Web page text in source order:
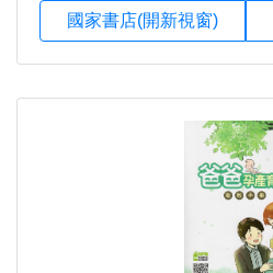
國家書店(開新視窗)